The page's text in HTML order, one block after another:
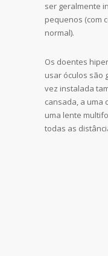
ser geralmente
pequenos (com
normal).
Os doentes
usar óculos são
vez instalada
cansada, a uma
uma lente
todas as